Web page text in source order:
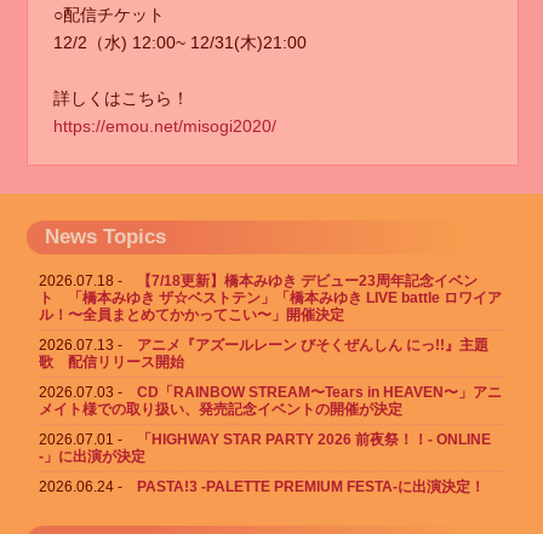
○配信チケット
12/2（水) 12:00~ 12/31(木)21:00
詳しくはこちら！
https://emou.net/misogi2020/
News Topics
2026.07.18
【7/18更新】橋本みゆき デビュー23周年記念イベン
ト 「橋本みゆき ザ☆ベストテン」「橋本みゆき LIVE battle ロワイア
ル！〜全員まとめてかかってこい〜」開催決定
2026.07.13
アニメ『アズールレーン びそくぜんしん にっ!!』主題
歌 配信リリース開始
2026.07.03
CD「RAINBOW STREAM〜Tears in HEAVEN〜」アニ
メイト様での取り扱い、発売記念イベントの開催が決定
2026.07.01
「HIGHWAY STAR PARTY 2026 前夜祭！！- ONLINE
-」に出演が決定
2026.06.24
PASTA!3 -PALETTE PREMIUM FESTA-に出演決定！